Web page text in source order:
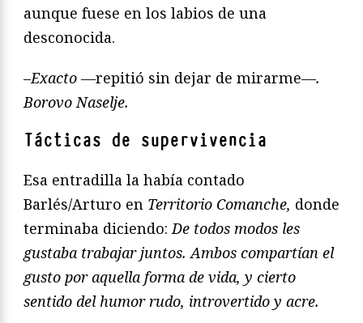
aunque fuese en los labios de una
desconocida.
–Exacto —repitió sin dejar de mirarme—.
Borovo Naselje.
Tácticas de supervivencia
Esa entradilla la había contado
Barlés/Arturo en Territorio Comanche, donde
terminaba diciendo:De todos modos les
gustaba trabajar juntos. Ambos compartían el
gusto por aquella forma de vida, y cierto
sentido del humor rudo, introvertido y acre.